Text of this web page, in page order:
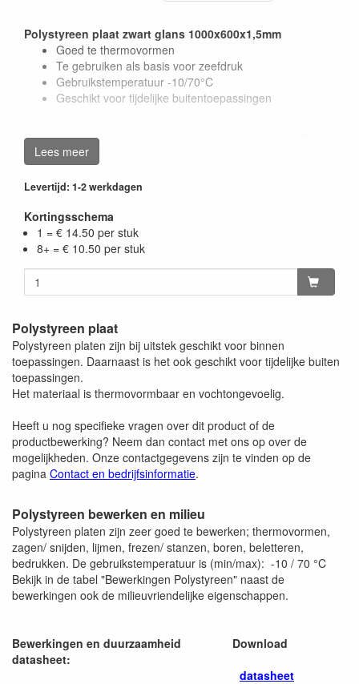
Polystyreen plaat zwart glans 1000x600x1,5mm
Goed te thermovormen
Te gebruiken als basis voor zeefdruk
Gebruikstemperatuur -10/70°C
Geschikt voor tijdelijke buitentoepassingen
Deze polystyreen kunststof plaat is leverbaar in verschillende
kleuren en in mat of eenzijdig glans uitvoering.
Meer info vindt u in het
beschermfolie. De matte zijdes zijn onbeschermd en
kunnen krassen/vegen bevatten.
Lees meer
Levertijd: 1-2 werkdagen
Kortingsschema
1 = € 14.50 per stuk
8+ = € 10.50 per stuk
Polystyreen plaat
Polystyreen platen zijn bij uitstek geschikt voor binnen
toepassingen. Daarnaast is het ook geschikt voor tijdelijke buiten
toepassingen.
Het materiaal is thermovormbaar en vochtongevoelig.
Heeft u nog specifieke vragen over dit product of de
productbewerking? Neem dan contact met ons op over de
mogelijkheden. Onze contactgegevens zijn te vinden op de
pagina Contact en bedrijfsinformatie.
Polystyreen bewerken en milieu
Polystyreen platen zijn zeer goed te bewerken; thermovormen,
zagen/ snijden, lijmen, frezen/ stanzen, boren, beletteren,
bedrukken. De gebruikstemperatuur is (min/max): -10 / 70 °C
Bekijk in de tabel "Bewerkingen Polystyreen" naast de
bewerkingen ook de milieuvriendelijke eigenschappen.
Bewerkingen en duurzaamheid
Download
datasheet:
datasheet